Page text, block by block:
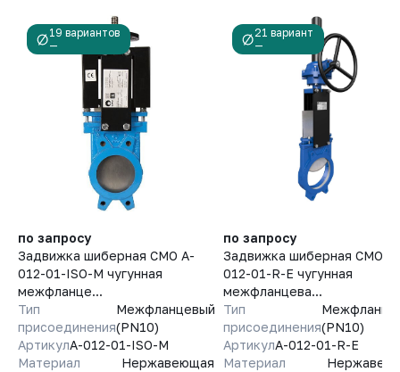
19 вариантов
—
по запросу
Задвижка шиберная СМО A-
012-01-ISO-М чугунная
межфланце...
Тип
присоединения
Межфланцевый
(PN10)
АртикулA-012-01-ISO-М
Материал
Нержавеющая
21 вариант
—
по запросу
Задвижка шиберная СМО A-
012-01-R-E чугунная
межфланцева...
Тип
присоединения(PN10)
АртикулA-012-01-R-E
Материал